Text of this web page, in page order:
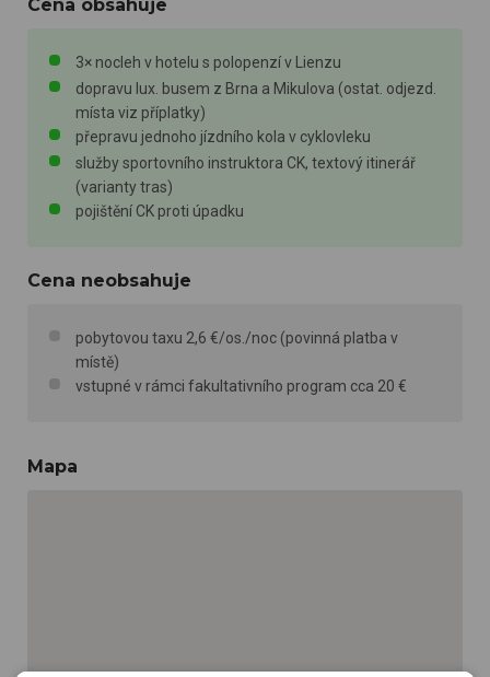
Cena obsahuje
3× nocleh v hotelu s polopenzí v Lienzu
dopravu lux. busem z Brna a Mikulova (ostat. odjezd.
místa viz příplatky)
přepravu jednoho jízdního kola v cyklovleku
služby sportovního instruktora CK, textový itinerář
(varianty tras)
pojištění CK proti úpadku
Cena neobsahuje
pobytovou taxu 2,6 €/os./noc (povinná platba v
místě)
vstupné v rámci fakultativního program cca 20 €
Mapa